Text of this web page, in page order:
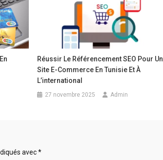
Réussir Le Référencement SEO Pour Un
Site E-Commerce En Tunisie Et À
L’international
27 novembre 2025 Admin
avec*